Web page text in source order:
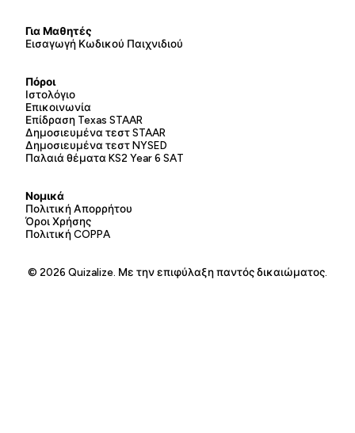
Για Μαθητές
Εισαγωγή Κωδικού Παιχνιδιού
Πόροι
Ιστολόγιο
Επικοινωνία
Επίδραση Texas STAAR
Δημοσιευμένα τεστ STAAR
Δημοσιευμένα τεστ NYSED
Παλαιά θέματα KS2 Year 6 SAT
Νομικά
Πολιτική Απορρήτου
Όροι Χρήσης
Πολιτική COPPA
© 2026 Quizalize. Με την επιφύλαξη παντός δικαιώματος.